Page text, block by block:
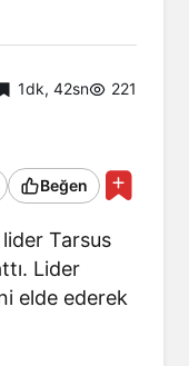
1dk, 42sn 221
Beğen
Tarsus
Lider
elde ederek
Kadına Ne